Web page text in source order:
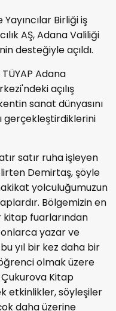
Birliği iş
AŞ, Adana Valiliği
desteğiyle açıldı.
Adana
açılış
sanat dünyasını
gerçekleştirdiklerini
satır ruha işleyen
Demirtaş, şöyle
yolculuğumuzun
Bölgemizin en
kitap fuarlarından
yazar ve
yıl bir kez daha bir
olmak üzere
Kitap
etkinlikler, söyleşiler
daha üzerine